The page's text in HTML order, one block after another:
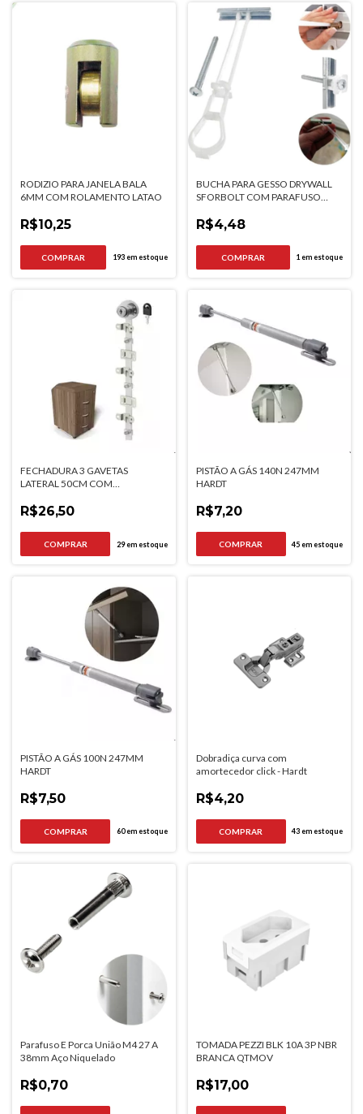
RODIZIO PARA JANELA BALA
6MM COM ROLAMENTO LATAO
R$10,25
193em estoque
BUCHA PARA GESSO DRYWALL
SFORBOLT COM PARAFUSO
R$4,48
1 em estoque
FECHADURA 3 GAVETAS
LATERAL 50CM COM
R$26,50
29em estoque
PISTÃO A GÁS 140N 247MM
HARDT
R$7,20
45em estoque
PISTÃO A GÁS 100N 247MM
HARDT
R$7,50
60em estoque
Dobradiça curva com
amortecedor click - Hardt
R$4,20
43em estoque
Parafuso E Porca União M4 27 A
38mm Aço Niquelado
R$0,70
TOMADA PEZZI BLK 10A 3P NBR
BRANCA QTMOV
R$17,00